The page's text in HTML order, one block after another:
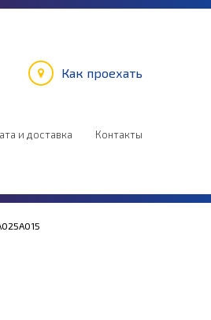
Как проехать
и доставка Контакты